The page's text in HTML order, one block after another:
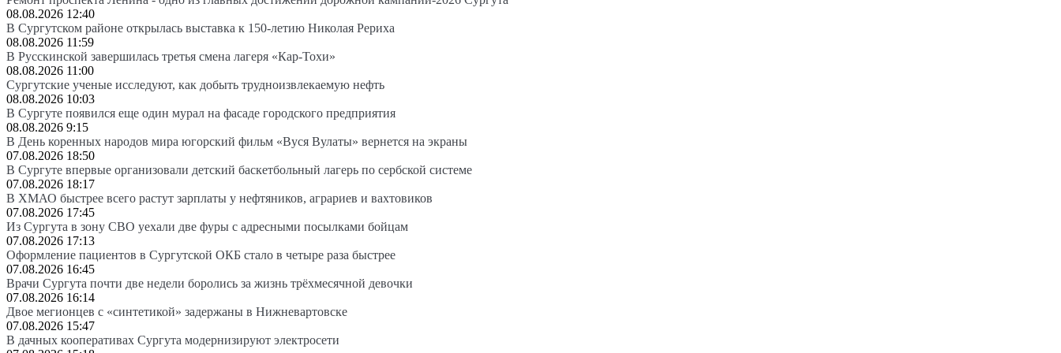
08.08.2026 12:40
В Сургутском районе открылась выставка к 150-летию Николая Рериха
08.08.2026 11:59
В Русскинской завершилась третья смена лагеря «Кар-Тохи»
08.08.2026 11:00
Сургутские ученые исследуют, как добыть трудноизвлекаемую нефть
08.08.2026 10:03
В Сургуте появился еще один мурал на фасаде городского предприятия
08.08.2026 9:15
В День коренных народов мира югорский фильм «Вуся Вулаты» вернется на экраны
07.08.2026 18:50
В Сургуте впервые организовали детский баскетбольный лагерь по сербской системе
07.08.2026 18:17
В ХМАО быстрее всего растут зарплаты у нефтяников, аграриев и вахтовиков
07.08.2026 17:45
Из Сургута в зону СВО уехали две фуры с адресными посылками бойцам
07.08.2026 17:13
Оформление пациентов в Сургутской ОКБ стало в четыре раза быстрее
07.08.2026 16:45
Врачи Сургута почти две недели боролись за жизнь трёхмесячной девочки
07.08.2026 16:14
Двое мегионцев с «синтетикой» задержаны в Нижневартовске
07.08.2026 15:47
В дачных кооперативах Сургута модернизируют электросети